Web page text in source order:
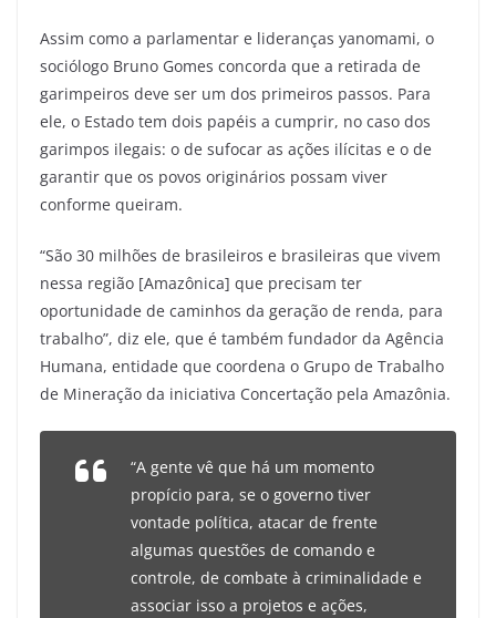
Assim como a parlamentar e lideranças yanomami, o
sociólogo Bruno Gomes concorda que a retirada de
garimpeiros deve ser um dos primeiros passos. Para
ele, o Estado tem dois papéis a cumprir, no caso dos
garimpos ilegais: o de sufocar as ações ilícitas e o de
garantir que os povos originários possam viver
conforme queiram.
“São 30 milhões de brasileiros e brasileiras que vivem
nessa região [Amazônica] que precisam ter
oportunidade de caminhos da geração de renda, para
trabalho”, diz ele, que é também fundador da Agência
Humana, entidade que coordena o Grupo de Trabalho
de Mineração da iniciativa Concertação pela Amazônia.
“A gente vê que há um momento
propício para, se o governo tiver
vontade política, atacar de frente
algumas questões de comando e
controle, de combate à criminalidade e
associar isso a projetos e ações,